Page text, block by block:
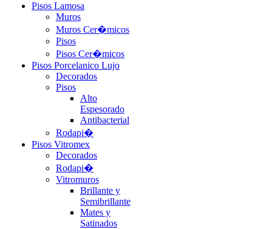
Pisos Lamosa
Muros
Muros Cer�micos
Pisos
Pisos Cer�micos
Pisos Porcelanico Lujo
Decorados
Pisos
Alto
Espesorado
Antibacterial
Rodapi�
Pisos Vitromex
Decorados
Rodapi�
Vitromuros
Brillante y
Semibrillante
Mates y
Satinados